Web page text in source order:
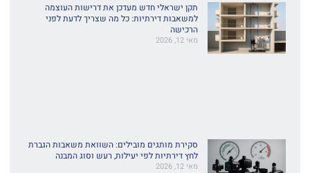
תקן ישראלי חדש מעדכן את דרישות העוצמה
למשאבות דירתיות: כל מה שצריך לדעת לפני
הרכישה
מאי 12, 2026
סקירת מותגים מובילים: השוואת משאבות הגברת
לחץ דירתיות לפי יעילות, רעש וסוג המבנה
מאי 12, 2026